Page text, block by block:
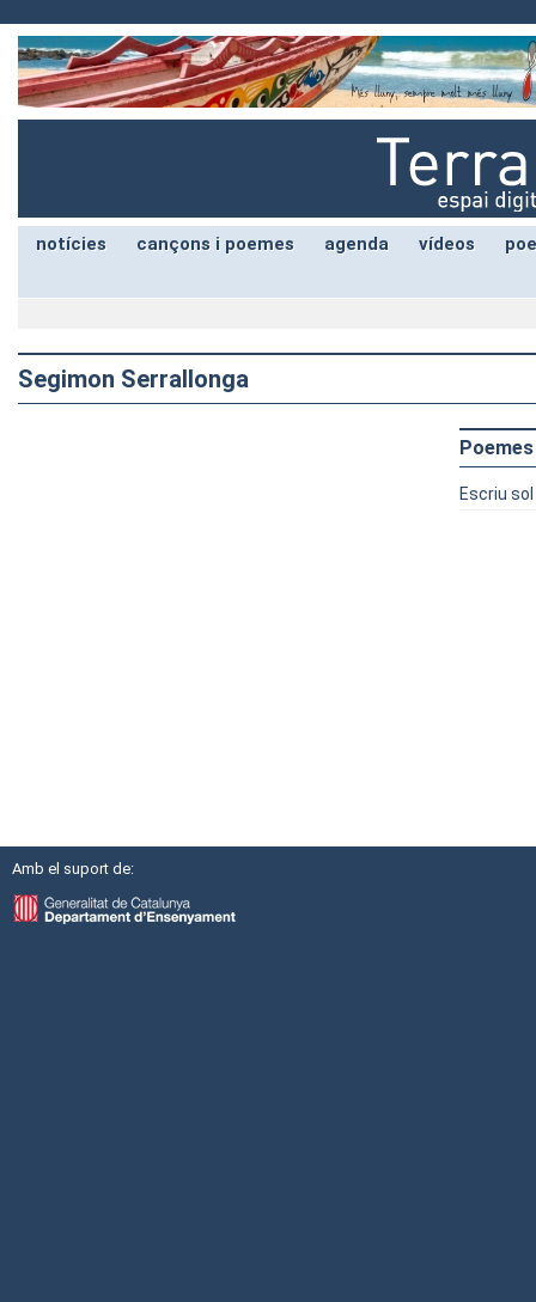
notícies cançons i poemes agenda vídeos
Segimon Serrallonga
Poemes
Escriu
Amb el suport de: